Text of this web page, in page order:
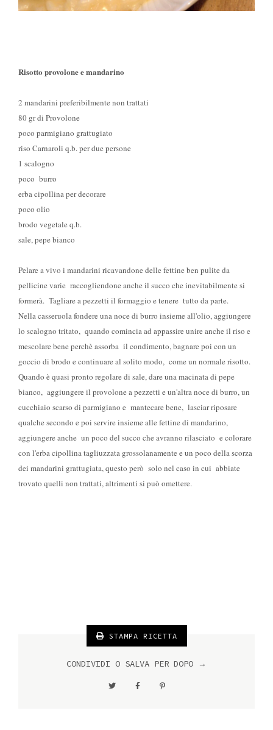
Risotto provolone e mandarino
2 mandarini preferibilmente non trattati
80 gr di Provolone
poco parmigiano grattugiato
riso Carnaroli q.b. per due persone
1 scalogno
poco burro
erba cipollina per decorare
poco olio
brodo vegetale q.b.
sale, pepe bianco
Pelare a vivo i mandarini ricavandone delle fettine ben pulite da
pellicine varie raccogliendone anche il succo che inevitabilmente si
formerà. Tagliare a pezzetti il formaggio e tenere tutto da parte.
Nella casseruola fondere una noce di burro insieme all'olio, aggiungere
lo scalogno tritato, quando comincia ad appassire unire anche il riso e
mescolare bene perchè assorba il condimento, bagnare poi con un
goccio di brodo e continuare al solito modo, come un normale risotto.
Quando è quasi pronto regolare di sale, dare una macinata di pepe
bianco, aggiungere il provolone a pezzetti e un'altra noce di burro, un
cucchiaio scarso di parmigiano e mantecare bene, lasciar riposare
qualche secondo e poi servire insieme alle fettine di mandarino,
aggiungere anche un poco del succo che avranno rilasciato e colorare
con l'erba cipollina tagliuzzata grossolanamente e un poco della scorza
dei mandarini grattugiata, questo però solo nel caso in cui abbiate
trovato quelli non trattati, altrimenti si può omettere.
STAMPA RICETTA
CONDIVIDI O SALVA PER DOPO →